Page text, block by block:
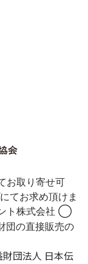
お取り寄せ可
てお求め頂けま
ト株式会社 ◯
団の直接販売の
団法人 日本伝